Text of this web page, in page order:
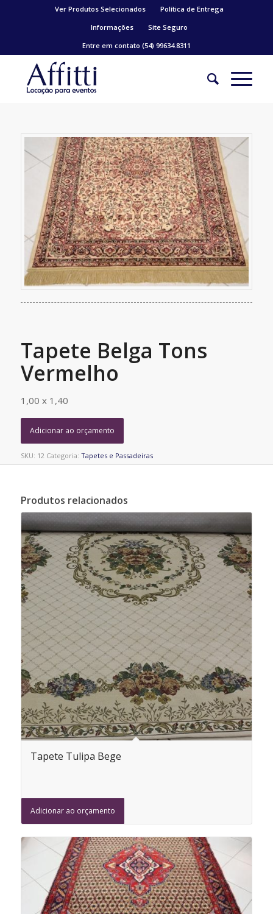
Ver Produtos Selecionados
Política de Entrega
Informações
Site Seguro
Entre em contato (54) 99634.8311
Tapete Belga Tons
Vermelho
1,00 x 1,40
Adicionar ao orçamento
SKU: 12 Categoria: Tapetes e Passadeiras
Produtos relacionados
Tapete Tulipa Bege
Adicionar ao orçamento